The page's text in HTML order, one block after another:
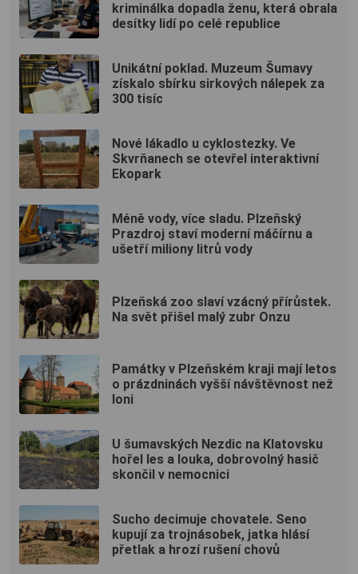
kriminálka dopadla ženu, která obrala
desítky lidí po celé republice
Unikátní poklad. Muzeum Šumavy
získalo sbírku sirkových nálepek za
300 tisíc
Nové lákadlo u cyklostezky. Ve
Skvrňanech se otevřel interaktivní
Ekopark
Méně vody, více sladu. Plzeňský
Prazdroj staví moderní máčírnu a
ušetří miliony litrů vody
Plzeňská zoo slaví vzácný přírůstek.
Na svět přišel malý zubr Onzu
Památky v Plzeňském kraji mají letos
o prázdninách vyšší návštěvnost než
loni
U šumavských Nezdic na Klatovsku
hořel les a louka, dobrovolný hasič
skončil v nemocnici
Sucho decimuje chovatele. Seno
kupují za trojnásobek, jatka hlásí
přetlak a hrozí rušení chovů